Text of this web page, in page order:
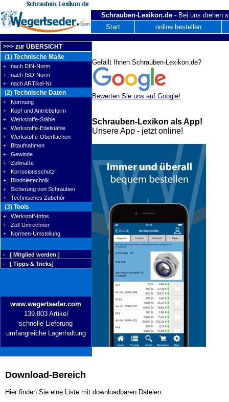
Schrauben-Lexikon.de - Bei uns drehen
Start
online bestellen
>>> zur ÜBERSICHT
(1) Technische Maße
+ nach DIN-Norm
+ nach ISO-Norm
+ nach ARTikel-Nr.
(2) Technische Daten
+ Normung
+ Kopf-und Antriebsform
+ Werkstoffe-Stähle
+ Werkstoffe-Edelstähle
+ Werkstoffe-Oberflächen
+ Bitaufnahmen
+ Gewinde
+ Zollmaße
+ Korrosionsschutz
+ Blindniettechnik
+ Sicherung von Schrauben
+ Technisches Zubehör
(3) Tools
+ Werkstoff-Infos
+ Zoll-Umrechner
+ Normen-Umstellung
- [ Mitglied werden ]
- [ Tipps & Tricks]
www.wegertseder.com
139.803 Artikel
schnelle Lieferung
umfangreiche Lagerhaltung
Download-Bereich
Hier finden Sie eine Liste mit downloadbaren Dateien.
Gefällt Ihnen Schrauben-Lexikon.de?
Bewerten Sie uns auf Google!
Schrauben-Lexikon als App!
Unsere App - jetzt online!